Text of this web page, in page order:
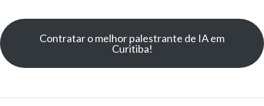
Contratar o melhor palestrante de IA em
Curitiba!